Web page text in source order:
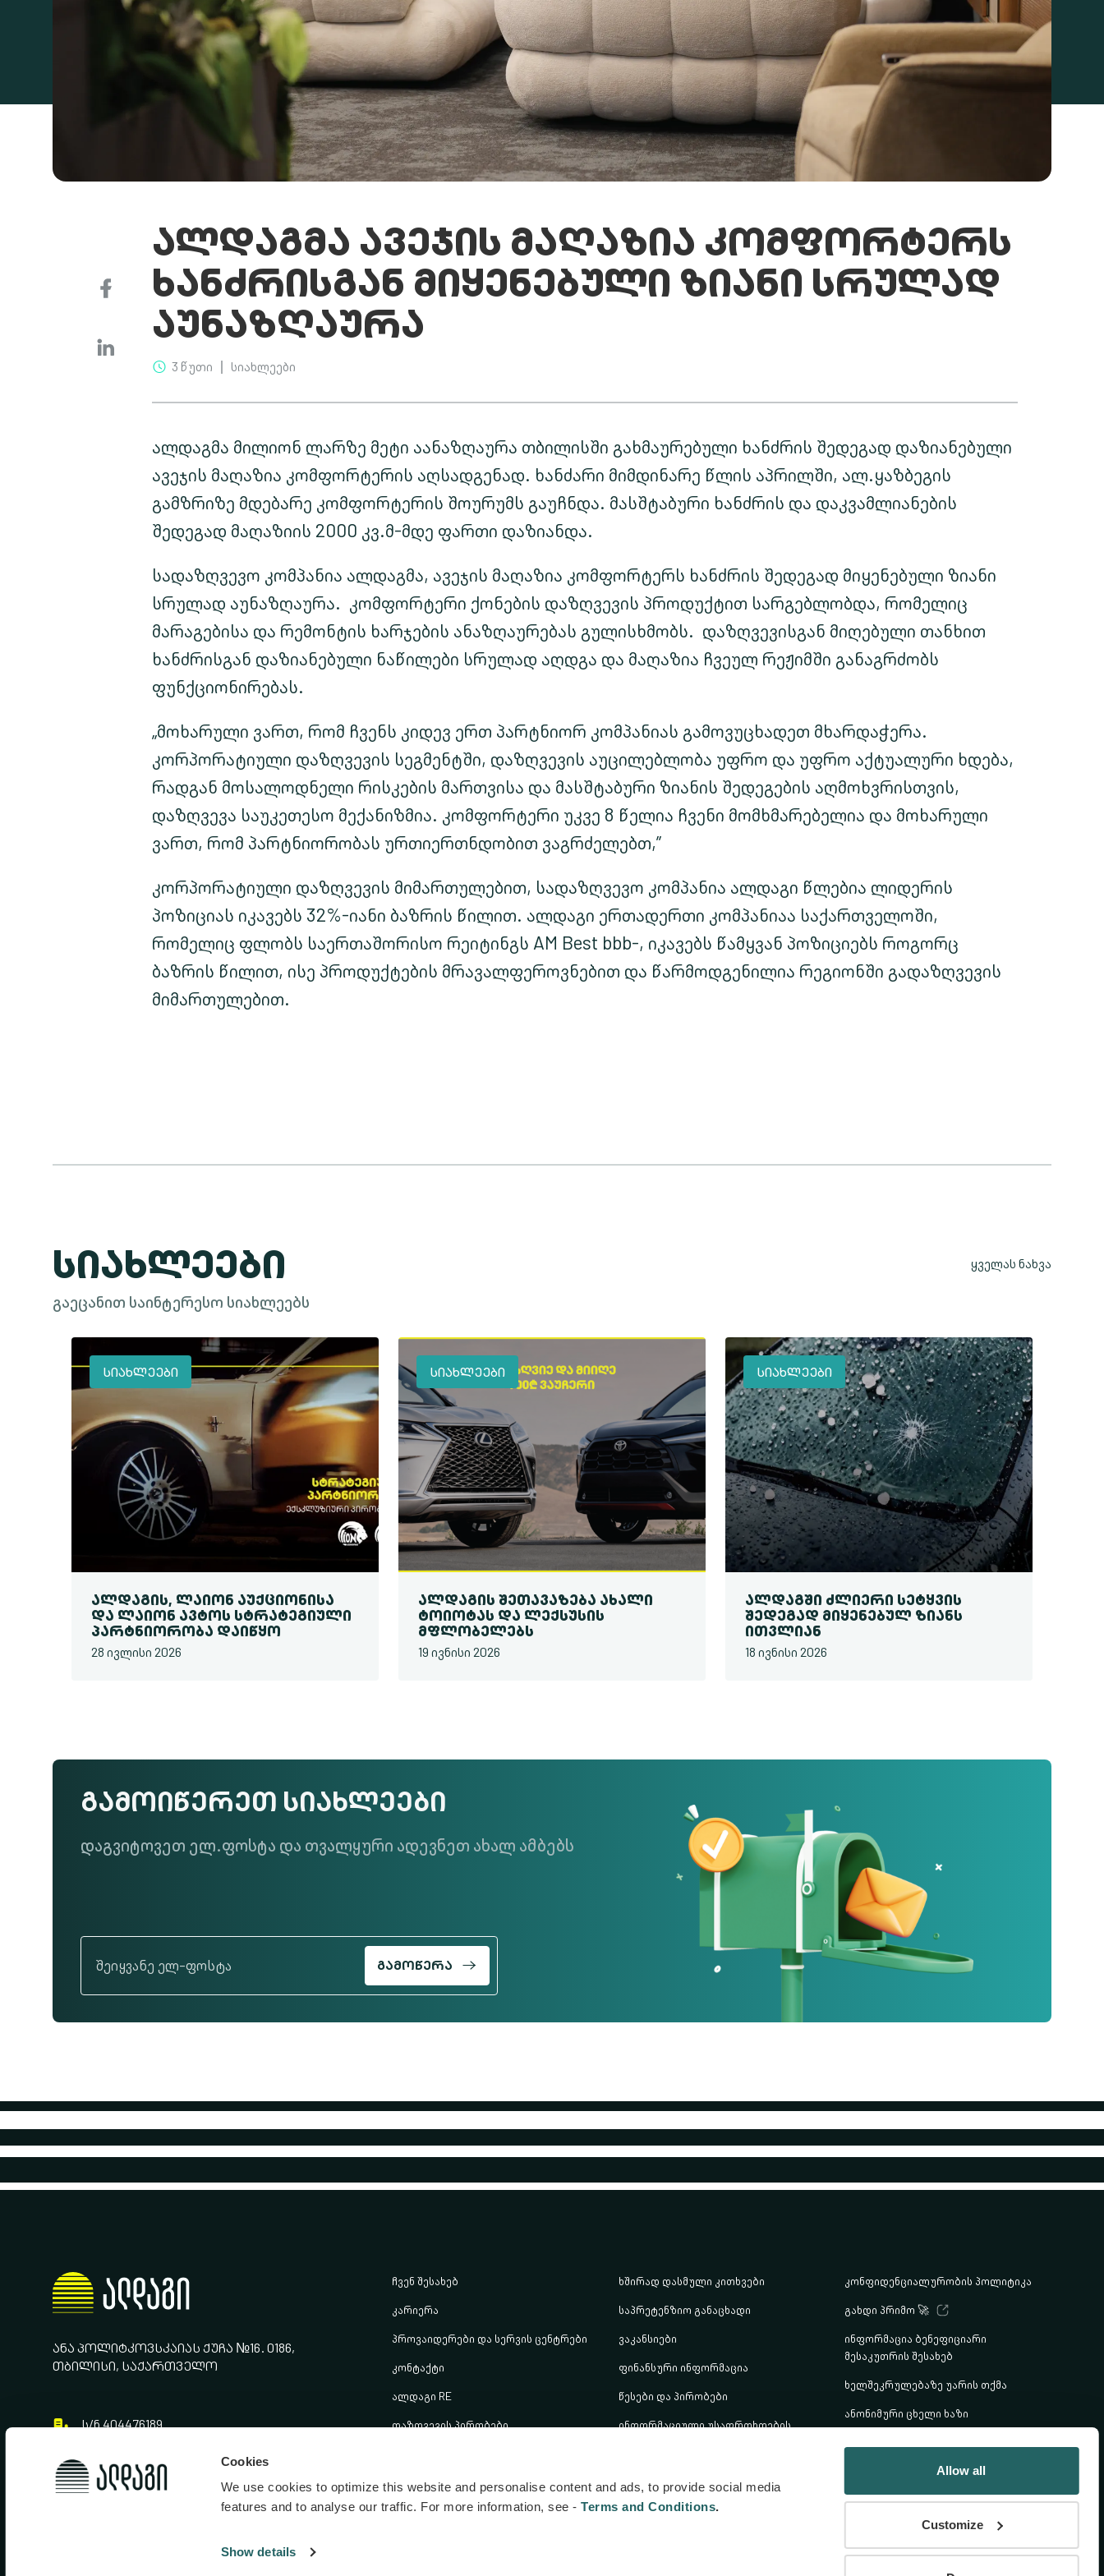
Cookies
We use cookies to optimize this website and personalise content and ads, to provide social media
features and to analyse our traffic. For more information, see -Terms and Conditions.
Show details
Allow all
Customize
ᲐᲚᲓᲐᲒᲛᲐ ᲐᲕᲔᲯᲘᲡ ᲛᲐᲦᲐᲖᲘᲐ ᲙᲝᲛᲤᲝᲠᲢᲔᲠᲡ
ᲮᲐᲜᲫᲠᲘᲡᲒᲐᲜ ᲛᲘᲧᲔᲜᲔᲑᲣᲚᲘ ᲖᲘᲐᲜᲘ ᲡᲠᲣᲚᲐᲓ
ᲐᲣᲜᲐᲖᲦᲐᲣᲠᲐ
3 წუთი სიახლეები
ალდაგმა მილიონ ლარზე მეტი აანაზღაურა თბილისში გახმაურებული ხანძრის შედეგად დაზიანებული
ავეჯის მაღაზია კომფორტერის აღსადგენად. ხანძარი მიმდინარე წლის აპრილში, ალ.ყაზბეგის
გამზრიზე მდებარე კომფორტერის შოურუმს გაუჩნდა. მასშტაბური ხანძრის და დაკვამლიანების
შედეგად მაღაზიის 2000 კვ.მ-მდე ფართი დაზიანდა.
სადაზღვევო კომპანია ალდაგმა, ავეჯის მაღაზია კომფორტერს ხანძრის შედეგად მიყენებული ზიანი
სრულად აუნაზღაურა. კომფორტერი ქონების დაზღვევის პროდუქტით სარგებლობდა, რომელიც
მარაგებისა და რემონტის ხარჯების ანაზღაურებას გულისხმობს. დაზღვევისგან მიღებული თანხით
ხანძრისგან დაზიანებული ნაწილები სრულად აღდგა და მაღაზია ჩვეულ რეჟიმში განაგრძობს
ფუნქციონირებას.
„მოხარული ვართ, რომ ჩვენს კიდევ ერთ პარტნიორ კომპანიას გამოვუცხადეთ მხარდაჭერა.
კორპორატიული დაზღვევის სეგმენტში, დაზღვევის აუცილებლობა უფრო და უფრო აქტუალური ხდება,
რადგან მოსალოდნელი რისკების მართვისა და მასშტაბური ზიანის შედეგების აღმოხვრისთვის,
დაზღვევა საუკეთესო მექანიზმია. კომფორტერი უკვე 8 წელია ჩვენი მომხმარებელია და მოხარული
ვართ, რომ პარტნიორობას ურთიერთნდობით ვაგრძელებთ,”
კორპორატიული დაზღვევის მიმართულებით, სადაზღვევო კომპანია ალდაგი წლებია ლიდერის
პოზიციას იკავებს 32%-იანი ბაზრის წილით. ალდაგი ერთადერთი კომპანიაა საქართველოში,
რომელიც ფლობს საერთაშორისო რეიტინგს AM Best bbb-, იკავებს წამყვან პოზიციებს როგორც
ბაზრის წილით, ისე პროდუქტების მრავალფეროვნებით და წარმოდგენილია რეგიონში გადაზღვევის
მიმართულებით.
ᲡᲘᲐᲮᲚᲔᲔᲑᲘ ყველას ნახვა
გაეცანით საინტერესო სიახლეებს
ᲡᲘᲐᲮᲚᲔᲔᲑᲘ
ᲐᲚᲓᲐᲒᲘᲡ, ᲚᲐᲘᲝᲜ ᲐᲣᲥᲪᲘᲝᲜᲘᲡᲐ
ᲓᲐ ᲚᲐᲘᲝᲜ ᲐᲕᲢᲝᲡ ᲡᲢᲠᲐᲢᲔᲒᲘᲣᲚᲘ
ᲞᲐᲠᲢᲜᲘᲝᲠᲝᲑᲐ ᲓᲐᲘᲬᲧᲝ
28 ივლისი 2026
ᲡᲘᲐᲮᲚᲔᲔᲑᲘ
ᲐᲚᲓᲐᲒᲘᲡ ᲨᲔᲗᲐᲕᲐᲖᲔᲑᲐ ᲐᲮᲐᲚᲘ
ᲢᲝᲘᲝᲢᲐᲡ ᲓᲐ ᲚᲔᲥᲡᲣᲡᲘᲡ
ᲛᲤᲚᲝᲑᲔᲚᲔᲑᲡ
19 ივნისი 2026
ᲡᲘᲐᲮᲚᲔᲔᲑᲘ
ᲐᲚᲓᲐᲒᲨᲘ ᲫᲚᲘᲔᲠᲘ ᲡᲔᲢᲧᲕᲘᲡ
ᲨᲔᲓᲔᲒᲐᲓ ᲛᲘᲧᲔᲜᲔᲑᲣᲚ ᲖᲘᲐᲜᲡ
ᲘᲗᲕᲚᲘᲐᲜ
18 ივნისი 2026
ᲒᲐᲛᲝᲘᲬᲔᲠᲔᲗ ᲡᲘᲐᲮᲚᲔᲔᲑᲘ
დაგვიტოვეთ ელ.ფოსტა და თვალყური ადევნეთ ახალ ამბებს
ᲒᲐᲛᲝᲬᲔᲠᲐ
ᲐᲜᲐ ᲞᲝᲚᲘᲢᲙᲝᲕᲡᲙᲐᲘᲐᲡ ᲥᲣᲩᲐ №16. 0186,
ᲗᲑᲘᲚᲘᲡᲘ, ᲡᲐᲥᲐᲠᲗᲕᲔᲚᲝ
ს/ნ 404476189
info@aldagi.ge
ჩვენ შესახებ
კარიერა
პროვაიდერები და სერვის ცენტრები
კონტაქტი
ალდაგი RE
დაზღვევის პირობები
ხშირად დასმული კითხვები
საპრეტენზიო განაცხადი
ვაკანსიები
ფინანსური ინფორმაცია
წესები და პირობები
ინფორმაციული უსაფრთხოების
კონფიდენციალურობის პოლიტიკა
გახდი პრიმო 🚀
ინფორმაცია ბენეფიციარი
მესაკუთრის შესახებ
ხელშეკრულებაზე უარის თქმა
ანონიმური ცხელი ხაზი